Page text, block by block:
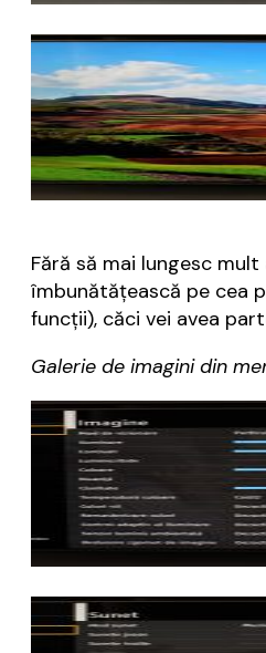
Fără să mai lungesc
îmbunătățească pe cea
funcții), căci vei avea
Galerie de imagini din